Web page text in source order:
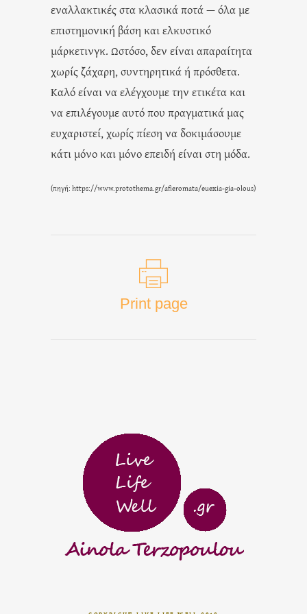
εναλλακτικές στα κλασικά ποτά — όλα με
επιστημονική βάση και ελκυστικό
μάρκετινγκ. Ωστόσο, δεν είναι απαραίτητα
χωρίς ζάχαρη, συντηρητικά ή πρόσθετα.
Καλό είναι να ελέγχουμε την ετικέτα και
να επιλέγουμε αυτό που πραγματικά μας
ευχαριστεί, χωρίς πίεση να δοκιμάσουμε
κάτι μόνο και μόνο επειδή είναι στη μόδα.
(πηγή: https://www.protothema.gr/afieromata/euexia-gia-olous)
Print page